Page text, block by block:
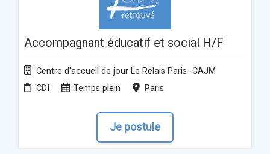
Accompagnant éducatif et social H/F
Centre d'accueil de jour Le Relais Paris -CAJM
CDI
Temps plein Paris
Je postule